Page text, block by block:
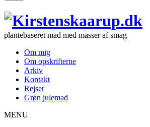
plantebaseret mad med masser af smag
Om mig
Om opskrifterne
Arkiv
Kontakt
Rejser
Grøn julemad
MENU